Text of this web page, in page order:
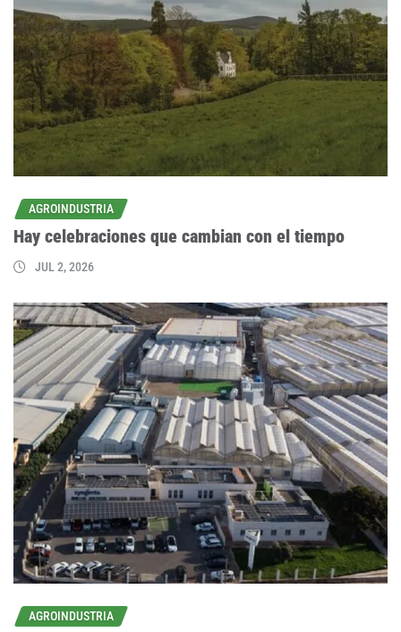
AGROINDUSTRIA
Hay celebraciones que cambian con el tiempo
JUL 2, 2026
AGROINDUSTRIA